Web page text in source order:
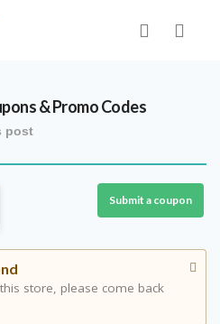
& Promo Codes
post
Submit a coupon
store, please come back